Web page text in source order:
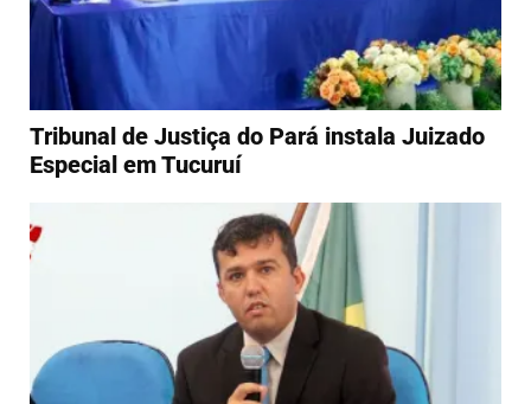
Tribunal de Justiça do Pará instala Juizado
Especial em Tucuruí